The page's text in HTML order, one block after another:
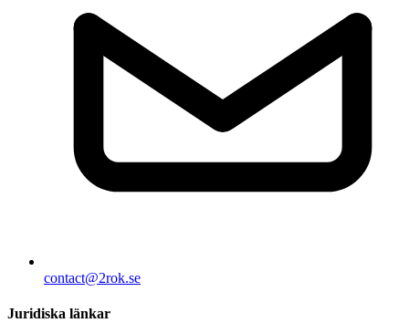
contact@2rok.se
Juridiska länkar